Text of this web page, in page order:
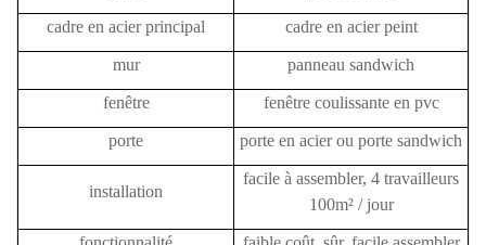
cadre en acier principal cadre en acier peint
mur panneau sandwich
fenêtre fenêtre coulissante en pvc
porte porte en acier ou porte sandwich
installation
facile à assembler, 4 travailleurs
100m² / jour